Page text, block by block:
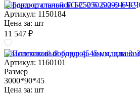
Бордюр стальной БС-250.6.290-6-I-ЧС
Артикул: 1150184
Цена за: шт
11 547 ₽
Пластиковый бордюр 45 мм, длина 3 м
Артикул: 1160101
Размер
3000*90*45
Цена за: шт